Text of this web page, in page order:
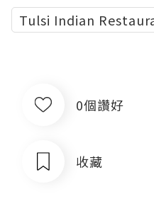
Tulsi Indian
0個讚好
收藏